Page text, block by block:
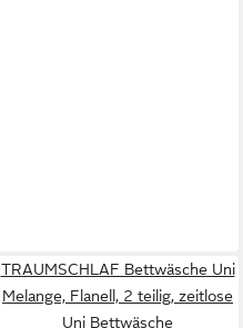
TRAUMSCHLAF Bettwäsche Uni
Melange, Flanell, 2 teilig, zeitlose
Uni Bettwäsche